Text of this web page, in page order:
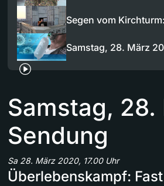
Segen vom
Samstag, 28. März
Samstag,
Sendung
Sa 28. März 2020, 17.00 Uhr
Überlebenskampf: